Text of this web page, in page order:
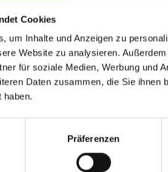
Cookies
um Inhalte und Anzeigen zu
Website zu analysieren.
für soziale Medien, Werbung und
Daten zusammen, die Sie
haben.
Präferenzen
€/Monat.
Neuwagen fahren, nur12 Monate
einsteigen & losfahren!
dein Abo, dein Style.